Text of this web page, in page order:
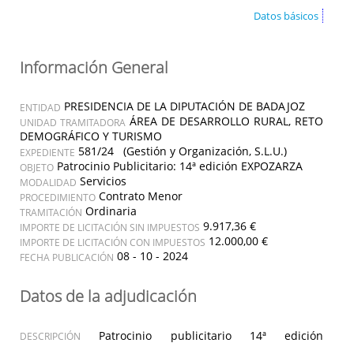
Datos básicos
Información General
ENTIDAD PRESIDENCIA DE LA DIPUTACIÓN DE BADAJOZ
UNIDAD TRAMITADORA ÁREA DE DESARROLLO RURAL, RETO
DEMOGRÁFICO Y TURISMO
EXPEDIENTE 581/24 (Gestión y Organización, S.L.U.)
OBJETO Patrocinio Publicitario: 14ª edición EXPOZARZA
MODALIDAD Servicios
PROCEDIMIENTO Contrato Menor
TRAMITACIÓN Ordinaria
IMPORTE DE LICITACIÓN SIN IMPUESTOS 9.917,36 €
IMPORTE DE LICITACIÓN CON IMPUESTOS 12.000,00 €
FECHA PUBLICACIÓN 08 - 10 - 2024
Datos de la adjudicación
DESCRIPCIÓN
Patrocinio publicitario 14ª edición